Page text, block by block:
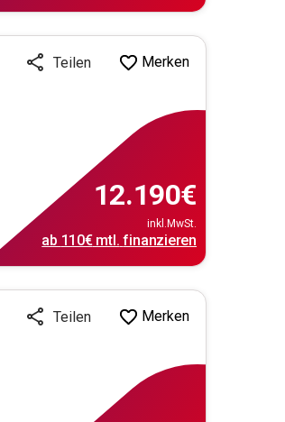
Teilen Merken
12.190€
inkl.MwSt.
ab 110€mtl. finanzieren
Teilen Merken